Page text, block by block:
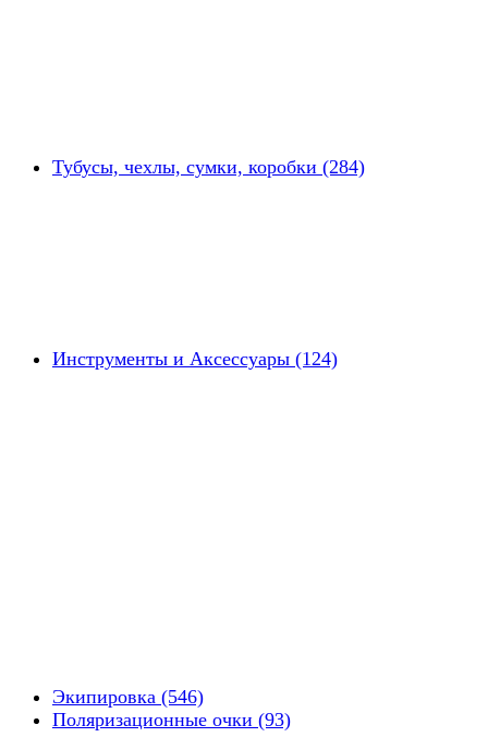
Тубусы, чехлы, сумки, коробки (284)
Инструменты и Аксессуары (124)
Экипировка (546)
Поляризационные очки (93)